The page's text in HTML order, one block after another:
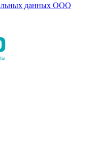
данных ООО